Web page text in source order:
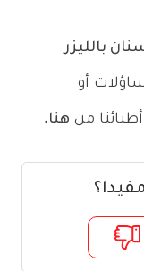
بالليزر
أو
من هنا.